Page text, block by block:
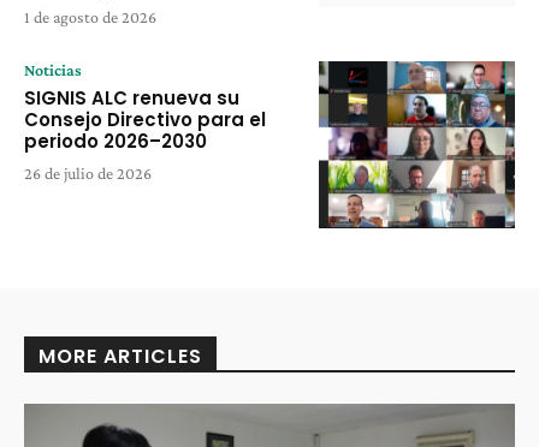
1 de agosto de 2026
Noticias
SIGNIS ALC renueva su
Consejo Directivo para el
periodo 2026–2030
26 de julio de 2026
MORE ARTICLES